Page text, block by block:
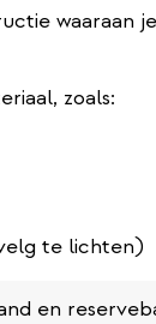
waaraan
zoals:
te lichten)
en